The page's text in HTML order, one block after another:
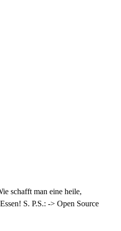
schafft man eine heile,
S. P.S.: -> Open Source